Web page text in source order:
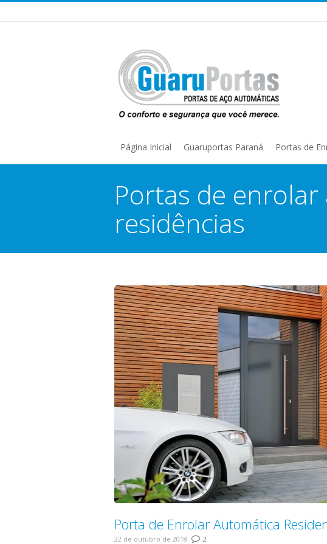
Página Inicial Guaruportas Paraná Portas de
Portas de
residências
Porta de Enrolar Automática
22 de outubro de 2018 2